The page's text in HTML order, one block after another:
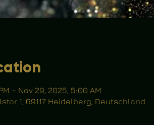
– Nov 29, 2025, 5:00 AM
1, 69117 Heidelberg, Deutschland